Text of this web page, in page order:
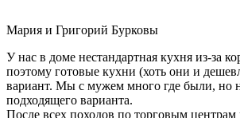
Мария и Григорий Бурковы
У нас в доме нестандартная кухня из-за
поэтому готовые кухни (хоть они и
вариант. Мы с мужем много где были, но
подходящего варианта.
После всех походов по торговым